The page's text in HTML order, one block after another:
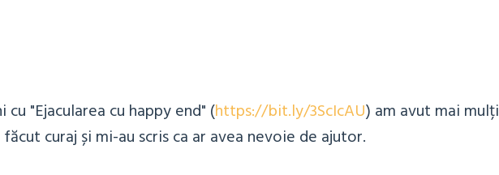
"Ejacularea cu happy end" (https://bit.ly/3ScIcAU) am avut mai mulți
curaj și mi-au scris ca ar avea nevoie de ajutor.